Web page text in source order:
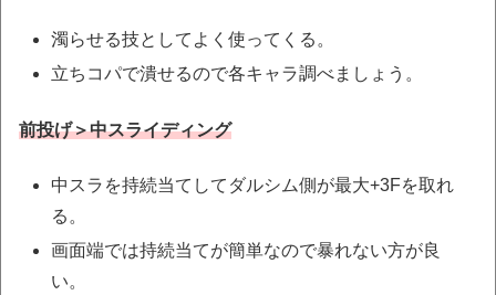
濁らせる技としてよく使ってくる。
立ちコパで潰せるので各キャラ調べましょう。
前投げ＞中スライディング
中スラを持続当てしてダルシム側が最大+3Fを取れ
る。
画面端では持続当てが簡単なので暴れない方が良
い。